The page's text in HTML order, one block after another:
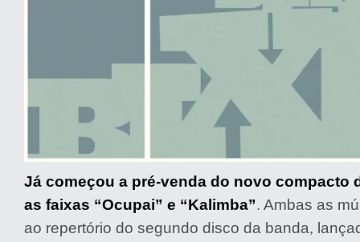
Já começou a pré-venda do novo compacto
as faixas “Ocupai” e “Kalimba”. Ambas as
ao repertório do segundo disco da banda,